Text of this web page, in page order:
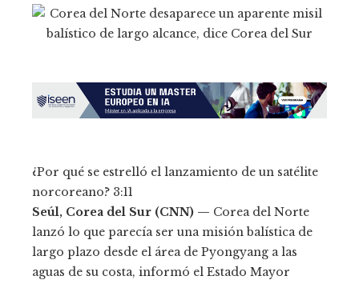
¿Por qué se estrelló el lanzamiento de un satélite
norcoreano? 3:11
Seúl, Corea del Sur (CNN) — Corea del Norte
lanzó lo que parecía ser una misión balística de
largo plazo desde el área de Pyongyang a las
aguas de su costa, informó el Estado Mayor